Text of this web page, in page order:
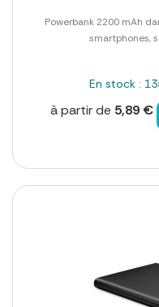
Powerbank 2200 mAh
smartphones,
En stock :
à partir de 5,89 €